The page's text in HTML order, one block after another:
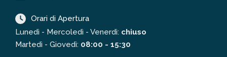
Orari di Apertura
Lunedì - Mercoledì - Venerdì: chiuso
Martedì - Giovedì: 08:00 - 15:30